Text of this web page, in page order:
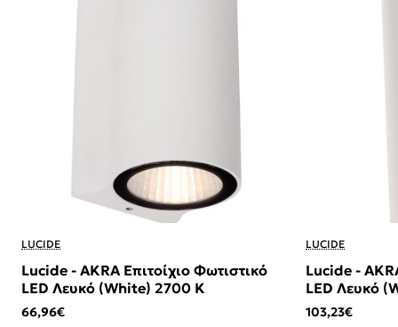
LUCIDE
Lucide - AKRA Επιτοίχιο Φωτιστικό
LED Λευκό (White) 2700 K
66,96€
LUCIDE
Lucide -
LED Λευκό
103,23€